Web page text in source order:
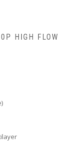
HIGH FLOW